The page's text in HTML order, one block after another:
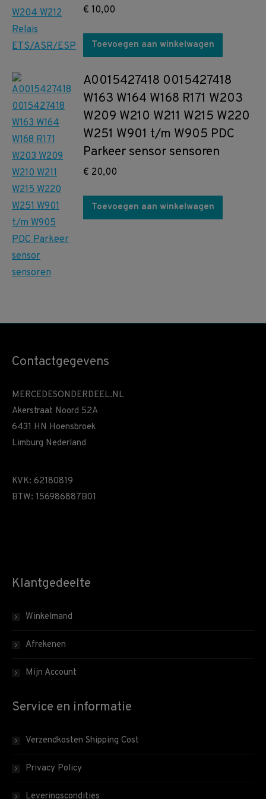
€ 10,00
Toevoegen aan winkelwagen
A0015427418 0015427418
W163 W164 W168 R171 W203
W209 W210 W211 W215 W220
W251 W901 t/m W905 PDC
Parkeer sensor sensoren
€ 20,00
Toevoegen aan winkelwagen
Contactgegevens
MERCEDESONDERDEEL.NL
Akerstraat Noord 52A
6431 HN Hoensbroek
Limburg Nederland
KVK: 62180819
BTW: 156986887B01
Klantgedeelte
Winkelmand
Afrekenen
Mijn Account
Service en informatie
Verzendkosten Shipping Cost
Privacy Policy
Leveringscondities